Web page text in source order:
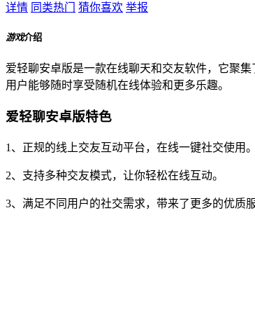
详情 同类热门 猜你喜欢 举报
游戏介绍
爱轻聊安卓版是一款在线聊天和交友软件，它聚
用户能够随时享受随机在线体验和更多乐趣。
爱轻聊安卓版特色
1、正规的线上交友互动平台，在线一键社交使用。
2、支持多种交友模式，让你轻松在线互动。
3、满足不同用户的社交需求，带来了更多的优质服